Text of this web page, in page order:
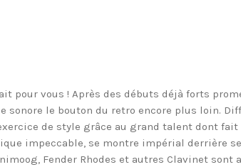
pour vous ! Après des débuts déjà forts
le bouton du retro encore plus loin.
de style grâce au grand talent dont
impeccable, se montre impérial derrière
Fender Rhodes et autres Clavinet sont